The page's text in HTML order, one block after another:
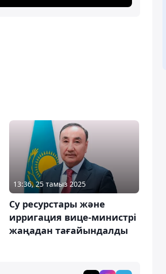
13:36, 25 тамыз 2025
Су ресурстары және
ирригация вице-министрі
жаңадан тағайындалды